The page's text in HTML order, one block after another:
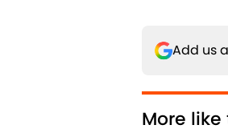
Add us
More like